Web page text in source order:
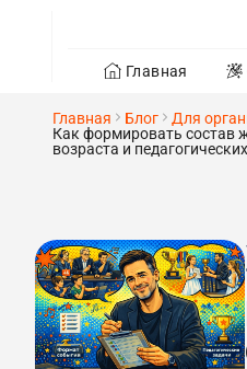
Главная
Главная Блог
Для
Как формировать состав
возраста и